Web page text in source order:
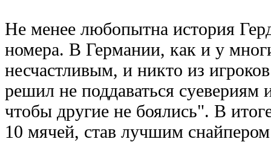
Не менее любопытна история
номера. В Германии, как и у
несчастливым, и никто из
решил не поддаваться
чтобы другие не боялись". В
10 мячей, став лучшим